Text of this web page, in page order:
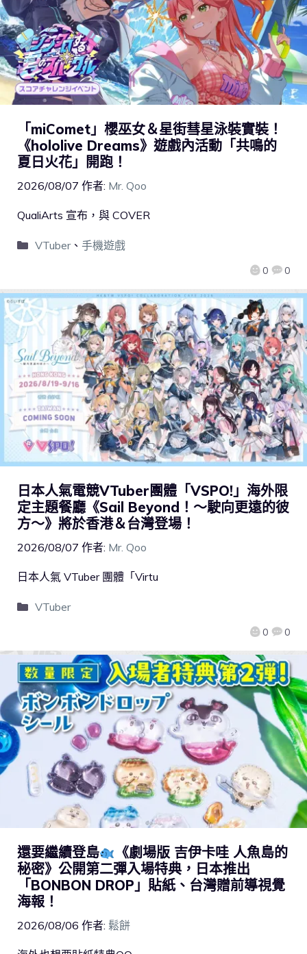
「miComet」櫻巫女＆星街彗星泳裝實裝！
《hololive Dreams》遊戲內活動「共鳴的
夏日火花」開跑！
2026/08/07 作者: Mr. Qoo
0 0
QualiArts 宣布，與 COVER
VTuber、 手機遊戲
日本人氣電競VTuber團體「VSPO!」海外限
定主題餐廳《Sail Beyond！～駛向更遠的彼
方～》將於香港＆台灣登場！
2026/08/07 作者: Mr. Qoo
0 0
日本人氣 VTuber 團體「Virtu
VTuber
還要繼續登島
《劇場版 吉伊卡哇 人魚島的
秘密》公開第二彈入場特典，日本推出
「BONBON DROP」貼紙、台灣贈前導視覺
海報！
2026/08/06 作者: 鬆餅